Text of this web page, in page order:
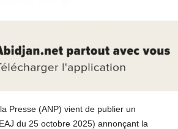
Presse (ANP) vient de publier un
du 25 octobre 2025) annonçant la